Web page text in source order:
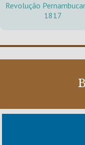
Revolução
1817